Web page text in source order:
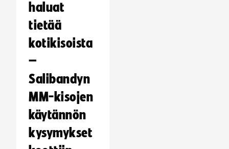
haluat
tietää
kotikisoista
–
Salibandyn
MM-kisojen
käytännön
kysymykset